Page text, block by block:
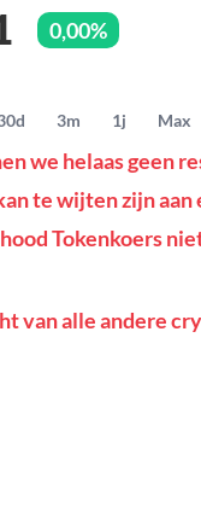
0,00%
3m 1j Max
we helaas geen
te wijten zijn
Tokenkoers
van alle andere